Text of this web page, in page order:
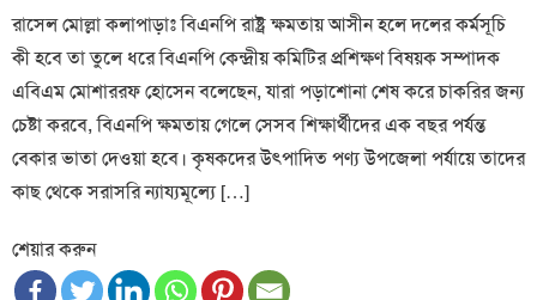
রাসেল মোল্লা কলাপাড়াঃ বিএনপি রাষ্ট্র ক্ষমতায় আসীন হলে দলের কর্মসূচি
কী হবে তা তুলে ধরে বিএনপি কেন্দ্রীয় কমিটির প্রশিক্ষণ বিষয়ক সম্পাদক
এবিএম মোশাররফ হোসেন বলেছেন, যারা পড়াশোনা শেষ করে চাকরির জন্য
চেষ্টা করবে, বিএনপি ক্ষমতায় গেলে সেসব শিক্ষার্থীদের এক বছর পর্যন্ত
বেকার ভাতা দেওয়া হবে। কৃষকদের উৎপাদিত পণ্য উপজেলা পর্যায়ে তাদের
কাছ থেকে সরাসরি ন্যায্যমূল্যে […]
শেয়ার করুন